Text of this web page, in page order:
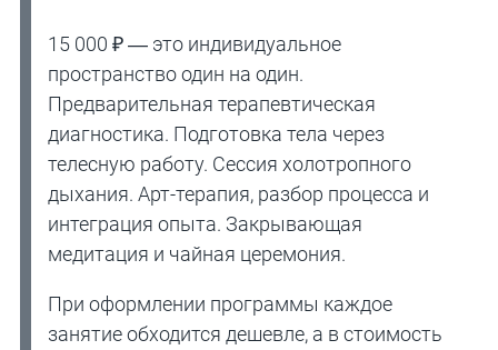
15 000 ₽ — это индивидуальное
пространство один на один.
Предварительная терапевтическая
диагностика. Подготовка тела через
телесную работу. Сессия холотропного
дыхания. Арт-терапия, разбор процесса и
интеграция опыта. Закрывающая
медитация и чайная церемония.
При оформлении программы каждое
занятие обходится дешевле, а в стоимость